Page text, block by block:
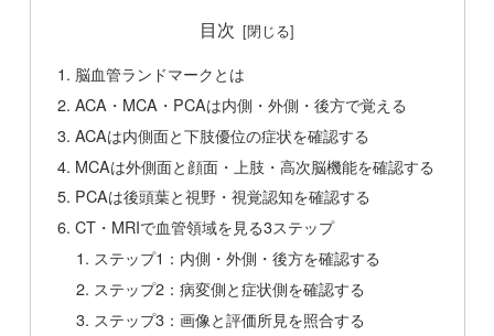
目次
脳血管ランドマークとは
ACA・MCA・PCAは内側・外側・後方で覚える
ACAは内側面と下肢優位の症状を確認する
MCAは外側面と顔面・上肢・高次脳機能を確認する
PCAは後頭葉と視野・視覚認知を確認する
CT・MRIで血管領域を見る3ステップ
ステップ1：内側・外側・後方を確認する
ステップ2：病変側と症状側を確認する
ステップ3：画像と評価所見を照合する